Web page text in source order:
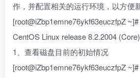
作，并配置相关的运行环境，以方便
[root@iZbp1emne76ykf63euczfpZ
CentOS Linux release 8.2.2004 (Core)
1、查看磁盘目前的初始情况
[root@iZbp1emne76ykf63euczfpZ